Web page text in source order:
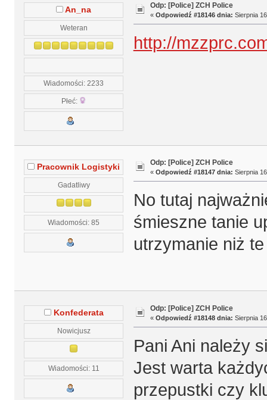
An_na
Weteran
Wiadomości: 2233
Płeć:
Odp: [Police] ZCH Police
« Odpowiedź #18146 dnia: Sierpnia
http://
Pracownik Logistyki
Gadatliwy
Wiadomości: 85
Odp: [Police] ZCH Police
« Odpowiedź #18147 dnia: Sierpnia
No tutaj
śmieszne tanie
utrzymanie niż
Konfederata
Nowicjusz
Wiadomości: 11
Odp: [Police] ZCH Police
« Odpowiedź #18148 dnia: Sierpnia
Pani Ani należy
Jest warta
przepustki czy